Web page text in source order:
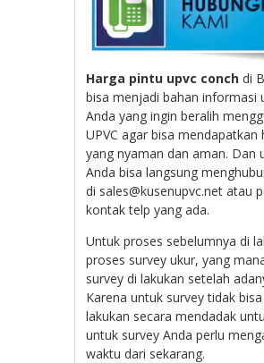
Harga pintu upvc conch di
bisa menjadi bahan informasi
Anda yang ingin beralih
UPVC agar bisa mendapatkan
yang nyaman dan aman. Dan
Anda bisa langsung
di sales@kusenupvc.net atau
kontak telp yang ada.
Untuk proses sebelumnya di
proses survey ukur, yang
survey di lakukan setelah
Karena untuk survey tidak
lakukan secara mendadak
untuk survey Anda perlu
waktu dari sekarang.